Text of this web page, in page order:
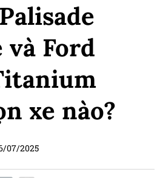
và Ford
xe nào?
07/2025